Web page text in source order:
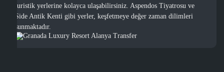
turistik yerlerine kolayca ulaşabilirsiniz. Aspendos Tiyatrosu ve
Side Antik Kenti gibi yerler, keşfetmeye değer zaman dilimleri
sunmaktadır.